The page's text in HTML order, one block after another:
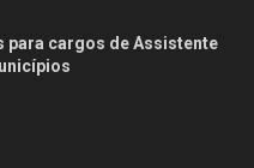
para cargos de Assistente